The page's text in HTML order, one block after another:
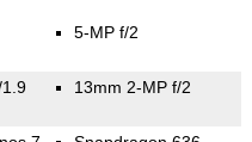
5-MP f/2
13mm 2-MP f/2